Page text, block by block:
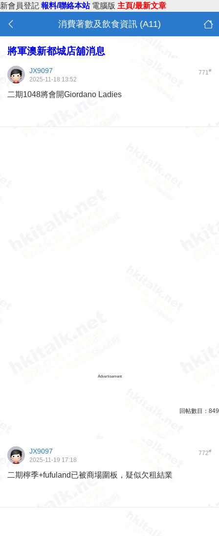
新會員登記 報料/聯絡本站 電腦版 主頁/最新文章
消費著數及飲食資訊 (A11)
將軍澳新都城店舖消息
771#
JX9097
2025-11-18 13:52
二期1048將會開Giordano Ladies
Advertisement
回帖數目： 849
772#
JX9097
2025-11-19 17:18
二期檸季+fufuland已被商場圍板，疑似欠租結業